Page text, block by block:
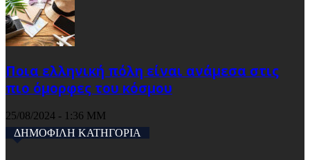
Ποια ελληνική πόλη είναι ανάμεσα στις
πιο όμορφες του κόσμου
25/08/2024 - 1:36 ΜΜ
ΔΗΜΟΦΙΛΗ ΚΑΤΗΓΟΡΙΑ